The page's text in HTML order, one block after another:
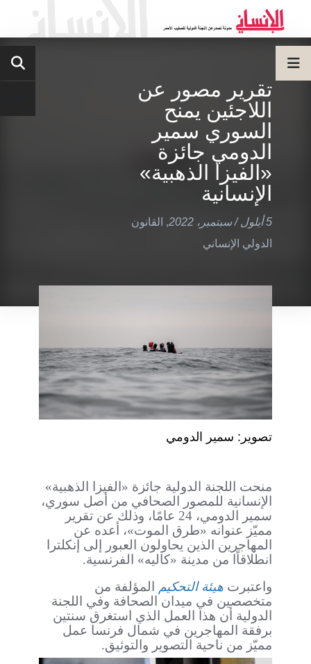
تقرير مصور عن
اللاجئين يمنح
السوري سمير
الدومي جائزة
«الفيزا الذهبية»
الإنسانية
5 أيلول / سبتمبر، 2022 , القانون
الدولي الإنساني
تصوير: سمير الدومي
منحت اللجنة الدولية جائزة «الفيزا الذهبية»
الإنسانية للمصور الصحافي من أصل سوري،
سمير الدومي، 24 عامًا، وذلك عن تقرير
مميّز عنوانه «طرق الموت»، أعده عن
المهاجرين الذين يحاولون العبور إلى إنكلترا
انطلاقاًا من مدينة «كاليه» الفرنسية.
واعتبرت هيئة التحكيم المؤلفة من
متخصصين في ميدان الصحافة وفي اللجنة
الدولية أن هذا العمل الذي استغرق سنتين
برفقة المهاجرين في شمال فرنسا عمل
مميّز من ناحية التصوير والتوثيق.